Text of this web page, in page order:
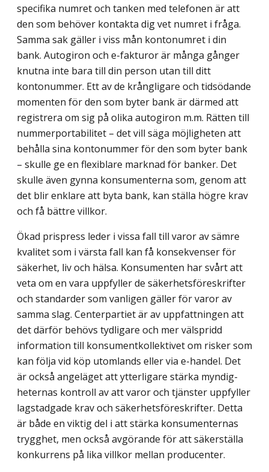
specifika numret och tanken med telefonen är att
den som behöver kontakta dig vet numret i fråga.
Samma sak gäller i viss mån kontonumret i din
bank. Autogiron och e-fakturor är många gånger
knutna inte bara till din person utan till ditt
kontonummer. Ett av de krångligare och tidsödande
momenten för den som byter bank är därmed att
registrera om sig på olika autogiron m.m. Rätten till
nummerportabilitet – det vill säga möjlig­heten att
behålla sina kontonummer för den som byter bank
– skulle ge en flexiblare marknad för banker. Det
skulle även gynna konsumenterna som, genom att
det blir enklare att byta bank, kan ställa högre krav
och få bättre villkor.
Ökad prispress leder i vissa fall till varor av sämre
kvalitet som i värsta fall kan få konsekvenser för
säkerhet, liv och hälsa. Konsumenten har svårt att
veta om en vara uppfyller de säkerhetsföreskrifter
och standarder som vanligen gäller för varor av
samma slag. Centerpartiet är av uppfattningen att
det därför behövs tydligare och mer välspridd
information till konsumentkollektivet om risker som
kan följa vid köp utomlands eller via e-handel. Det
är också angeläget att ytterligare stärka myndig­
heternas kontroll av att varor och tjänster uppfyller
lagstadgade krav och säkerhets­föreskrifter. Detta
är både en viktig del i att stärka konsumenternas
trygghet, men också avgörande för att säkerställa
konkurrens på lika villkor mellan producenter.